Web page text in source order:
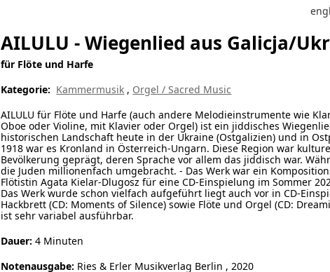
AILULU - Wiegenlied aus Galicja/
für Flöte und Harfe
Kategorie: Kammermusik , Orgel / Sacred Music
AILULU für Flöte und Harfe (auch andere Melodieinstrumente wie
Oboe oder Violine, mit Klavier oder Orgel) ist ein jiddisches
historischen Landschaft heute in der Ukraine (Ostgalizien) und in
1918 war es Kronland in Österreich-Ungarn. Diese Region war
Bevölkerung geprägt, deren Sprache vor allem das jiddisch war.
die Juden millionenfach umgebracht. - Das Werk war ein
Flötistin Agata Kielar-Dlugosz für eine CD-Einspielung im Sommer
Das Werk wurde schon vielfach aufgeführt liegt auch vor in CD-
Hackbrett (CD: Moments of Silence) sowie Flöte und Orgel (CD:
ist sehr variabel ausführbar.
Dauer: 4 Minuten
Notenausgabe: Ries & Erler Musikverlag Berlin , 2020